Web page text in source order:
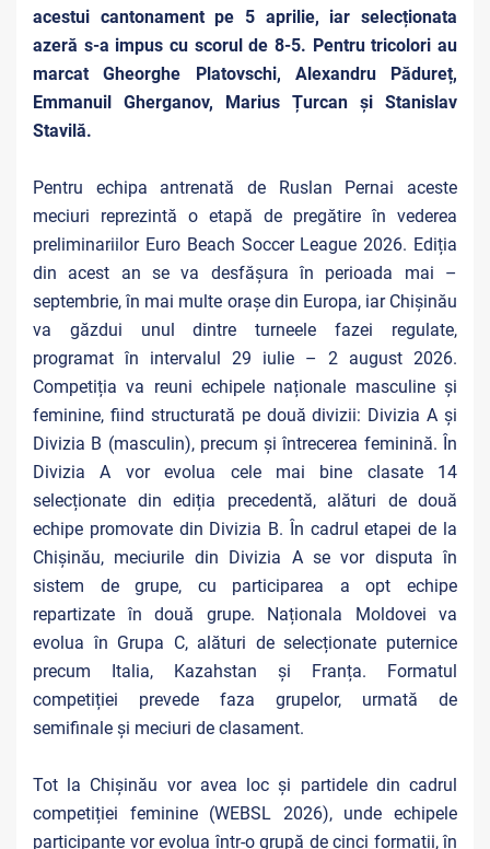
acestui cantonament pe 5 aprilie, iar selecționata
azeră s-a impus cu scorul de 8-5. Pentru tricolori au
marcat Gheorghe Platovschi, Alexandru Pădureț,
Emmanuil Gherganov, Marius Țurcan și Stanislav
Stavilă.
Pentru echipa antrenată de Ruslan Pernai aceste
meciuri reprezintă o etapă de pregătire în vederea
preliminariilor Euro Beach Soccer League 2026. Ediția
din acest an se va desfășura în perioada mai –
septembrie, în mai multe orașe din Europa, iar Chișinău
va găzdui unul dintre turneele fazei regulate,
programat în intervalul 29 iulie – 2 august 2026.
Competiția va reuni echipele naționale masculine și
feminine, fiind structurată pe două divizii: Divizia A și
Divizia B (masculin), precum și întrecerea feminină. În
Divizia A vor evolua cele mai bine clasate 14
selecționate din ediția precedentă, alături de două
echipe promovate din Divizia B. În cadrul etapei de la
Chișinău, meciurile din Divizia A se vor disputa în
sistem de grupe, cu participarea a opt echipe
repartizate în două grupe. Naționala Moldovei va
evolua în Grupa C, alături de selecționate puternice
precum Italia, Kazahstan și Franța. Formatul
competiției prevede faza grupelor, urmată de
semifinale și meciuri de clasament.
Tot la Chișinău vor avea loc și partidele din cadrul
competiției feminine (WEBSL 2026), unde echipele
participante vor evolua într-o grupă de cinci formații, în